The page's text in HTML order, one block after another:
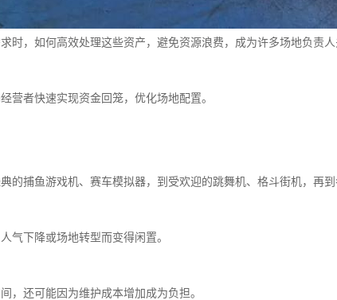
时，如何高效处理这些资产，避免资源浪费，成为许多场地负责
营者快速实现资金回笼，优化场地配置。
的捕鱼游戏机、赛车模拟器，到受欢迎的跳舞机、格斗街机，再
气下降或场地转型而变得闲置。
，还可能因为维护成本增加成为负担。